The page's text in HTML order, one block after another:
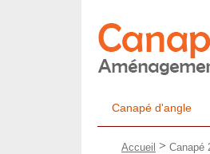
Canapé d'angle
Accueil > Canapé